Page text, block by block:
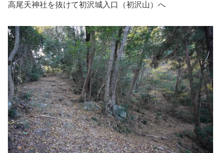
高尾天神社を抜けて初沢城入口（初沢山）へ